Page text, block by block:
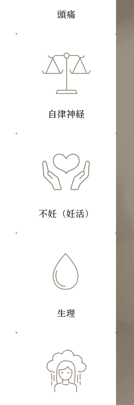
頭痛
自律神経
不妊（妊活）
生理